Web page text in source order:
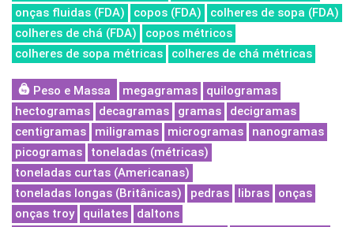
onças fluidas (FDA)
copos (FDA)
colheres de sopa (FDA)
colheres de chá (FDA)
copos métricos
colheres de sopa métricas
colheres de chá métricas
Peso e Massa megagramas
quilogramas
hectogramas
decagramas gramas
decigramas
centigramas
miligramas microgramas
nanogramas
picogramas
toneladas (métricas)
toneladas curtas (Americanas)
toneladas longas (Britânicas)
pedras libras
onças
onças troy
quilates daltons